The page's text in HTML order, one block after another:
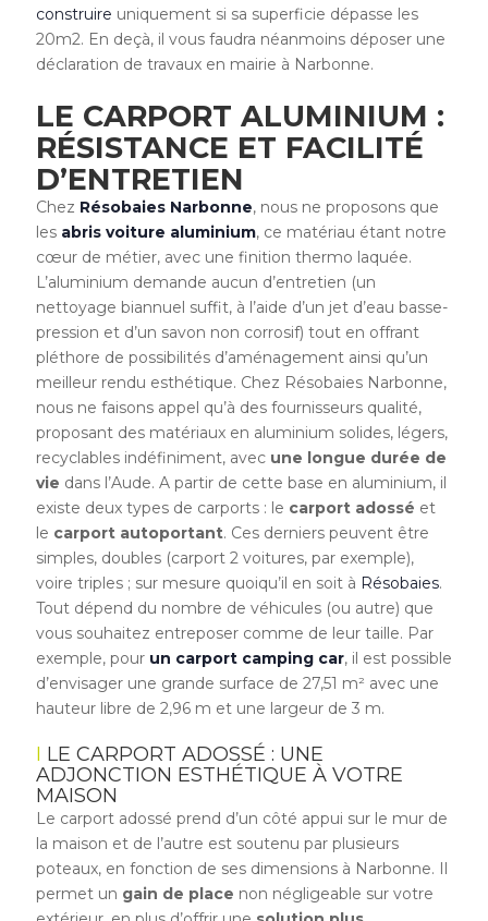
construire uniquement si sa superficie dépasse les
20m2. En deçà, il vous faudra néanmoins déposer une
déclaration de travaux en mairie à Narbonne.
LE CARPORT ALUMINIUM :
RÉSISTANCE ET FACILITÉ
D’ENTRETIEN
Chez Résobaies Narbonne, nous ne proposons que
les abris voiture aluminium, ce matériau étant notre
cœur de métier, avec une finition thermo laquée.
L’aluminium demande aucun d’entretien (un
nettoyage biannuel suffit, à l’aide d’un jet d’eau basse-
pression et d’un savon non corrosif) tout en offrant
pléthore de possibilités d’aménagement ainsi qu’un
meilleur rendu esthétique. Chez Résobaies Narbonne,
nous ne faisons appel qu’à des fournisseurs qualité,
proposant des matériaux en aluminium solides, légers,
recyclables indéfiniment, avec une longue durée de
vie dans l’Aude. A partir de cette base en aluminium, il
existe deux types de carports : le carport adossé et
le carport autoportant. Ces derniers peuvent être
simples, doubles (carport 2 voitures, par exemple),
voire triples ; sur mesure quoiqu’il en soit à Résobaies.
Tout dépend du nombre de véhicules (ou autre) que
vous souhaitez entreposer comme de leur taille. Par
exemple, pour un carport camping car, il est possible
d’envisager une grande surface de 27,51 m² avec une
hauteur libre de 2,96 m et une largeur de 3 m.
LE CARPORT ADOSSÉ : UNE
ADJONCTION ESTHÉTIQUE À VOTRE
MAISON
Le carport adossé prend d’un côté appui sur le mur de
la maison et de l’autre est soutenu par plusieurs
poteaux, en fonction de ses dimensions à Narbonne. Il
permet un gain de place non négligeable sur votre